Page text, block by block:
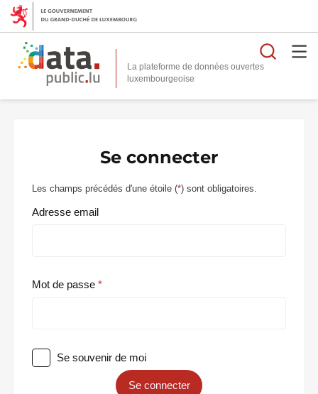
La plateforme de données ouvertes
Se connecter
Les champs précédés d'une étoile (*) sont obligatoires.
Adresse email
Mot de passe
Se souvenir de moi
Se connecter